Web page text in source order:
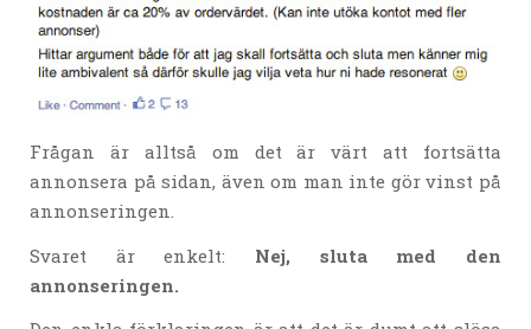
Frågan är alltså om det är värt att fortsätta
annonsera på sidan, även om man inte gör vinst på
annonseringen.
Svaret är enkelt: Nej, sluta med den
annonseringen.